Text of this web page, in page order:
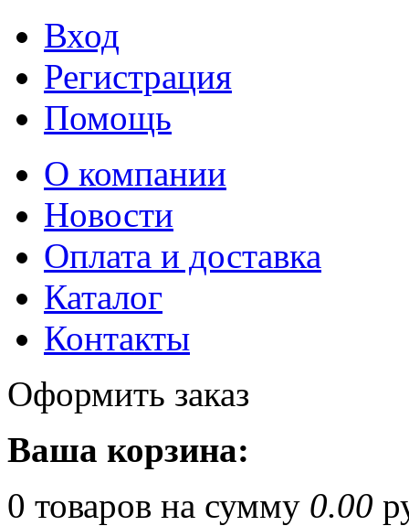
Вход
Регистрация
Помощь
О компании
Новости
Оплата и доставка
Каталог
Контакты
Оформить заказ
Ваша корзина:
0 товаров на сумму 0.00